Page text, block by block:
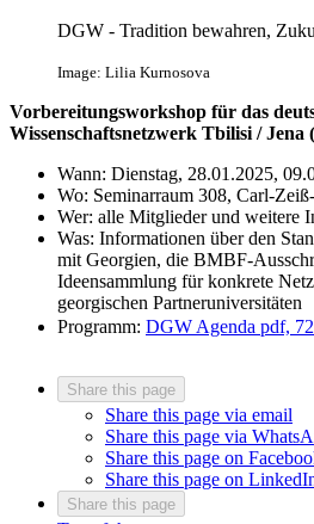
DGW - Tradition bewahren,
Image: Lilia Kurnosova
Vorbereitungsworkshop für das
Wissenschaftsnetzwerk Tbilisi / Jena
Wann: Dienstag, 28.01.2025,
Wo: Seminarraum 308, Carl-
Wer: alle Mitglieder und weitere
Was: Informationen über den
mit Georgien, die BMBF-
Ideensammlung für konkrete
georgischen Partneruniversitäten
Programm: DGW Agenda pdf,
Share this page
Share this page via email
Share this page via
Share this page on
Share this page on
Share this page